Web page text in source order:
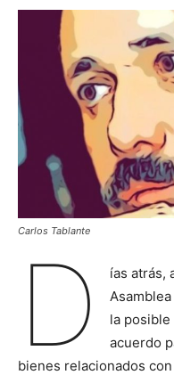
Carlos Tablante
D
ías atrás,
la
acuerdo
bienes relacionados